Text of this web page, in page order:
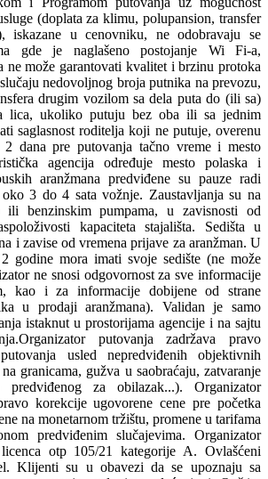
(doplata za klimu, polupansion, transfer
iskazane u cenovniku, ne odobravaju se
gde je naglašeno postojanje Wi Fi-a,
ne može garantovati kvalitet i brzinu protoka
nedovoljnog broja putnika na prevozu,
drugim vozilom sa dela puta do (ili sa)
lica, ukoliko putuju bez oba ili sa jednim
saglasnost roditelja koji ne putuje, overenu
dana pre putovanja tačno vreme i mesto
agencija određuje mesto polaska i
aranžmana predviđene su pauze radi
3 do 4 sata vožnje. Zaustavljanja su na
ili benzinskim pumpama, u zavisnosti od
kapaciteta stajališta. Sedišta u
i zavise od vremena prijave za aranžman. U
godine mora imati svoje sedište (ne može
ne snosi odgovornost za sve informacije
kao i za informacije dobijene od strane
u prodaji aranžmana). Validan je samo
istaknut u prostorijama agencije i na sajtu
putovanja zadržava pravo
usled nepredviđenih objektivnih
granicama, gužva u saobraćaju, zatvaranje
za obilazak...). Organizator
korekcije ugovorene cene pre početka
na monetarnom tržištu, promene u tarifama
predviđenim slučajevima. Organizator
otp 105/21 kategorije A. Ovlašćeni
Klijenti su u obavezi da se upoznaju sa